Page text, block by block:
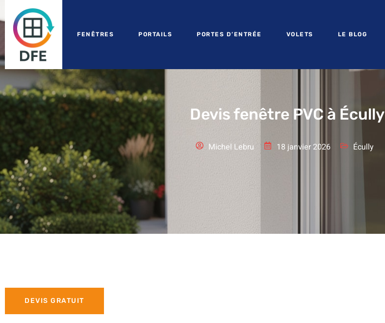
FENÊTRES PORTAILS PORTES D’ENTRÉE VOLETS LE BLOG
Devis fenêtre PVC à Écully
Michel Lebru 18 janvier 2026 Écully
DEVIS GRATUIT